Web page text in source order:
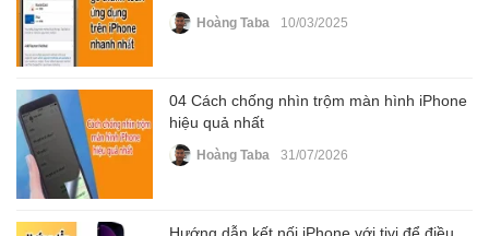
Hoàng Taba 10/03/2025
04 Cách chống nhìn trộm màn hình iPhone
hiệu quả nhất
Hoàng Taba 31/07/2026